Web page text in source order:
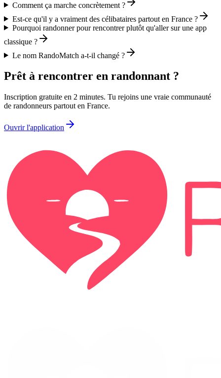
Comment ça marche concrètement ?
Est-ce qu'il y a vraiment des célibataires partout en France ?
Pourquoi randonner pour rencontrer plutôt qu'aller sur une app
classique ?
Le nom RandoMatch a-t-il changé ?
Prêt à rencontrer en randonnant ?
Inscription gratuite en 2 minutes. Tu rejoins une vraie communauté
de randonneurs partout en France.
Ouvrir l'application